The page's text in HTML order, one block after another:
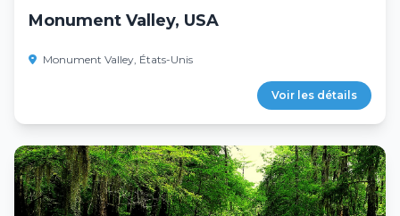
Monument Valley, USA
Monument Valley, États-Unis
Voir les détails